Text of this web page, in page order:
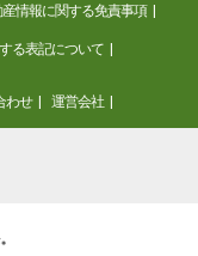
情報に関する免責事項
る表記について
わせ 運営会社